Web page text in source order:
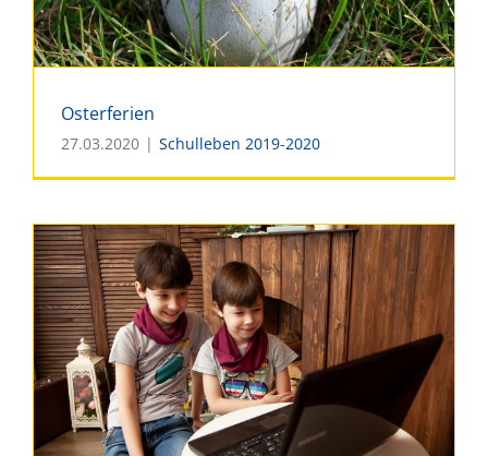
Osterferien
Osterferien
27.03.2020 | Schulleben 2019-2020